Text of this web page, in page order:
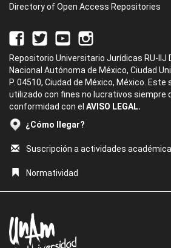
Directory of Open Access Repositories
Repositorio Universitario Jurídicas RU-IIJ
Nacional Autónoma de México, Ciudad
P. 04510, Ciudad de México, México.
utilizado con fines no lucrativos siempre
conformidad con el AVISO LEGAL.
¿Cómo llegar?
Suscripción a actividades
Normatividad